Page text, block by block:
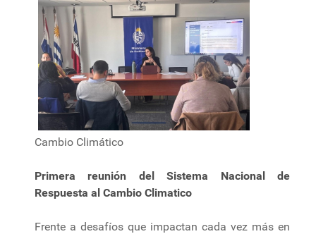
Cambio Climático
Primera reunión del Sistema Nacional de
Respuesta al Cambio Climatico
Frente a desafíos que impactan cada vez más en